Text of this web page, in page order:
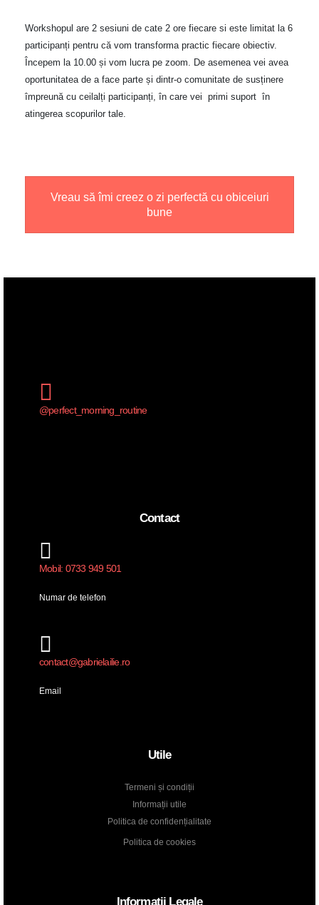
Workshopul are 2 sesiuni de cate 2 ore fiecare si este limitat la 6
participanți pentru că vom transforma practic fiecare obiectiv.
Începem la 10.00 și vom lucra pe zoom. De asemenea vei avea
oportunitatea de a face parte și dintr-o comunitate de susținere
împreună cu ceilalți participanți, în care vei primi suport în
atingerea scopurilor tale.
Vreau să îmi creez o zi perfectă cu obiceiuri
bune
@perfect_morning_routine
Contact
Mobil: 0733 949 501
Numar de telefon
contact@gabrielailie.ro
Email
Utile
Termeni și condiții
Informații utile
Politica de confidențialitate
Politica de cookies
Informații Legale